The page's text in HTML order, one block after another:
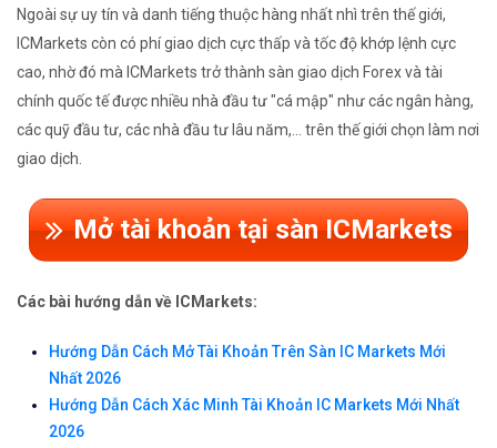
Ngoài sự uy tín và danh tiếng thuộc hàng nhất nhì trên thế giới,
ICMarkets còn có phí giao dịch cực thấp và tốc độ khớp lệnh cực
cao, nhờ đó mà ICMarkets trở thành sàn giao dịch Forex và tài
chính quốc tế được nhiều nhà đầu tư "cá mập" như các ngân hàng,
các quỹ đầu tư, các nhà đầu tư lâu năm,... trên thế giới chọn làm nơi
giao dịch.
Mở tài khoản tại sàn ICMarkets
Các bài hướng dẫn về ICMarkets:
Hướng Dẫn Cách Mở Tài Khoản Trên Sàn IC Markets Mới
Nhất 2026
Hướng Dẫn Cách Xác Minh Tài Khoản IC Markets Mới Nhất
2026